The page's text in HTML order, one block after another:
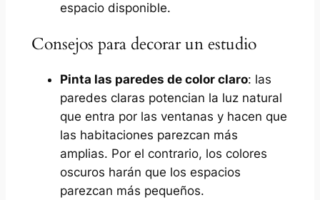
espacio disponible.
Consejos para decorar un estudio
Pinta las paredes de color claro: las
paredes claras potencian la luz natural
que entra por las ventanas y hacen que
las habitaciones parezcan más
amplias. Por el contrario, los colores
oscuros harán que los espacios
parezcan más pequeños.